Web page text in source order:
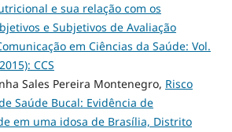
e sua relação com os
e Subjetivos de Avaliação
em Ciências da Saúde: Vol.
CCS
Sales Pereira Montenegro, Risco
Saúde Bucal: Evidência de
em uma idosa de Brasília, Distrito